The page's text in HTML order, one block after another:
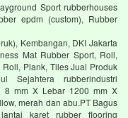
Sport rubberhouses
epdm (custom), Rubber
Kembangan, DKI Jakarta
Mat Rubber Sport, Roll,
Plank, Tiles Jual Produk
Sejahtera rubberindustri
8 mm X Lebar 1200 mm X
merah dan abu.PT Bagus
karet rubber flooring